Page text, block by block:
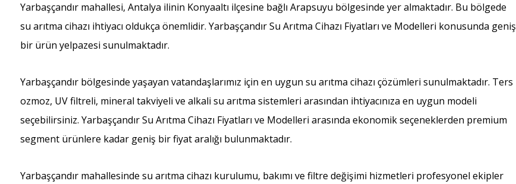
Yarbaşçandır mahallesi, Antalya ilinin Konyaaltı ilçesine bağlı Arapsuyu bölgesinde yer almaktadır. Bu bölgede
su arıtma cihazı ihtiyacı oldukça önemlidir. Yarbaşçandır Su Arıtma Cihazı Fiyatları ve Modelleri konusunda geniş
bir ürün yelpazesi sunulmaktadır.
Yarbaşçandır bölgesinde yaşayan vatandaşlarımız için en uygun su arıtma cihazı çözümleri sunulmaktadır. Ters
ozmoz, UV filtreli, mineral takviyeli ve alkali su arıtma sistemleri arasından ihtiyacınıza en uygun modeli
seçebilirsiniz. Yarbaşçandır Su Arıtma Cihazı Fiyatları ve Modelleri arasında ekonomik seçeneklerden premium
segment ürünlere kadar geniş bir fiyat aralığı bulunmaktadır.
Yarbaşçandır mahallesinde su arıtma cihazı kurulumu, bakımı ve filtre değişimi hizmetleri profesyonel ekipler